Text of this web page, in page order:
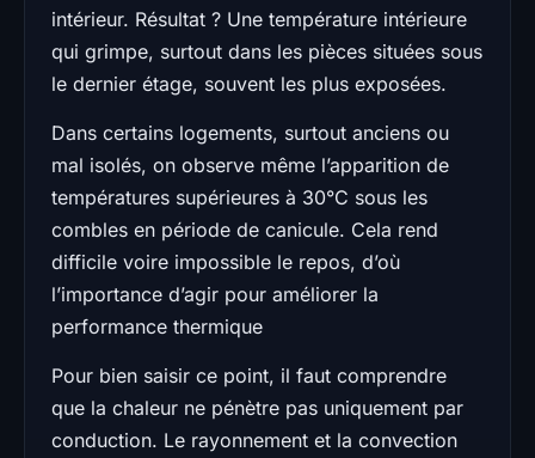
intérieur. Résultat ? Une température intérieure
qui grimpe, surtout dans les pièces situées sous
le dernier étage, souvent les plus exposées.
Dans certains logements, surtout anciens ou
mal isolés, on observe même l’apparition de
températures supérieures à 30°C sous les
combles en période de canicule. Cela rend
difficile voire impossible le repos, d’où
l’importance d’agir pour améliorer la
performance thermique
Pour bien saisir ce point, il faut comprendre
que la chaleur ne pénètre pas uniquement par
conduction. Le rayonnement et la convection